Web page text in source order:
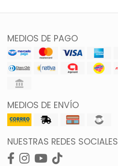
MEDIOS DE PAGO
MEDIOS DE ENVÍO
NUESTRAS REDES SOCIALES